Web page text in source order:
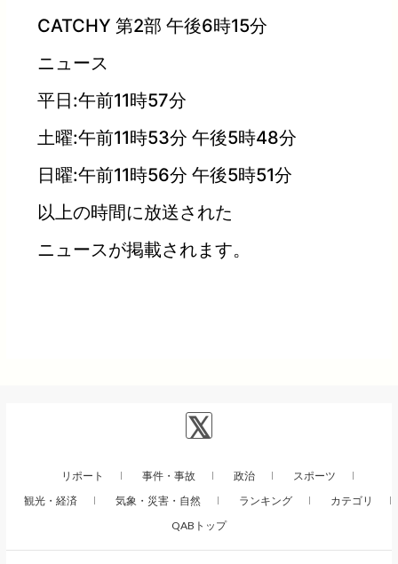
CATCHY 第2部 午後6時15分
ニュース
平日:午前11時57分
土曜:午前11時53分 午後5時48分
日曜:午前11時56分 午後5時51分
以上の時間に放送された
ニュースが掲載されます。
リポート 事件・事故 政治
スポーツ
観光・経済
気象・災害・自然 ランキング
カテゴリ
QABトップ